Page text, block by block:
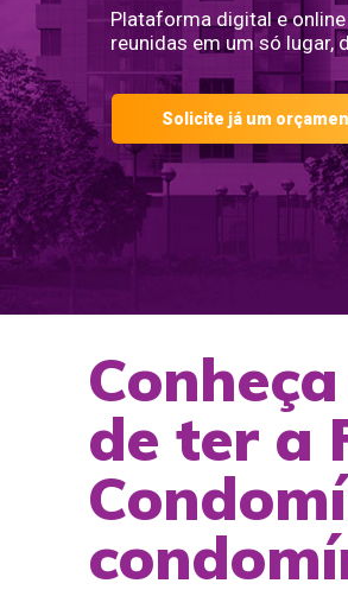
Plataforma digital e
reunidas em um só lugar,
Solicite já um
de ter a